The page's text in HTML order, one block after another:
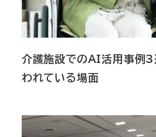
介護施設でのAI活用事例3
われている場面